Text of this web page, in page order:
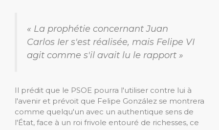
« La prophétie concernant Juan
Carlos Ier s'est réalisée, mais Felipe VI
agit comme s'il avait lu le rapport »
Il prédit que le PSOE pourra l'utiliser contre lui à
l'avenir et prévoit que Felipe González se montrera
comme quelqu'un avec un authentique sens de
l'État, face à un roi frivole entouré de richesses, ce